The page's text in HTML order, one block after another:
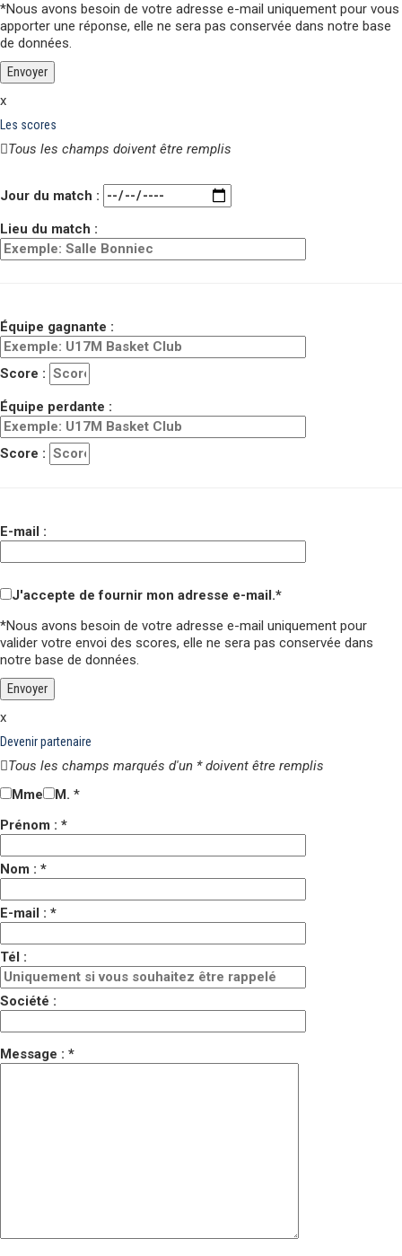
*Nous avons besoin de votre adresse e-mail uniquement pour vous
apporter une réponse, elle ne sera pas conservée dans notre base
de données.
x
Les scores
Tous les champs doivent être remplis
Jour du match :
Lieu du match :
Équipe gagnante :
Score :
Équipe perdante :
Score :
E-mail :
J'accepte de fournir mon adresse e-mail.*
*Nous avons besoin de votre adresse e-mail uniquement pour
valider votre envoi des scores, elle ne sera pas conservée dans
notre base de données.
x
Devenir partenaire
Tous les champs marqués d'un * doivent être remplis
Mme
M. *
Prénom : *
Nom : *
E-mail : *
Tél :
Société :
Message : *